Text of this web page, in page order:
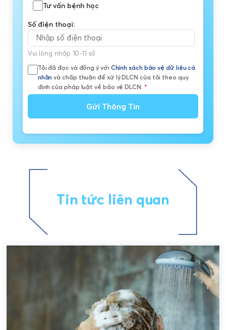
Tư vấn bệnh học
Số điện thoại:
Vui lòng nhập 10-11 số
Tôi đã đọc và đồng ý với Chính sách bảo vệ dữ liệu cá
nhân và chấp thuận để xử lý DLCN của tôi theo quy
định của pháp luật về bảo vệ DLCN. *
Gửi Thông Tin
Tin tức liên quan